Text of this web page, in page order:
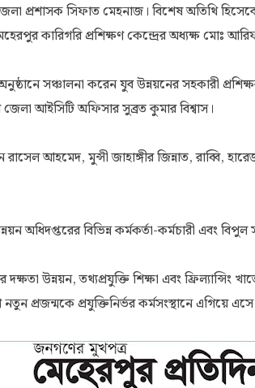
প্রশাসক সিফাত মেহনাজ। বিশেষ অতিথি
কারিগরি প্রশিক্ষণ কেন্দ্রের অধ্যক্ষ মোঃ
সঞ্চালনা করেন যুব উন্নয়নের সহকারী
আইসিটি অফিসার সুব্রত কুমার বিশ্বাস।
আহমেদ, মুন্সী জাহাঙ্গীর জিন্নাত, রাব্বি,
অধিদপ্তরের বিভিন্ন কর্মকর্তা-কর্মচারী এবং বিপুল
উন্নয়ন, তথ্যপ্রযুক্তি শিক্ষা এবং ফ্রিল্যান্সিং
প্রজন্মকে প্রযুক্তিনির্ভর কর্মসংস্থানে এগিয়ে